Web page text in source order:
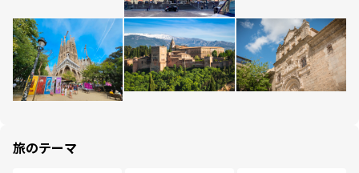
旅のテーマ